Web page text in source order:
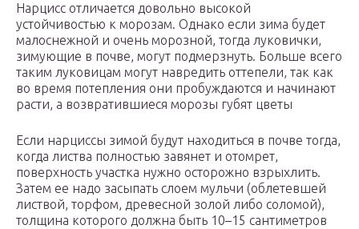
Нарцисс отличается довольно высокой
устойчивостью к морозам. Однако если зима будет
малоснежной и очень морозной, тогда луковички,
зимующие в почве, могут подмерзнуть. Больше всего
таким луковицам могут навредить оттепели, так как
во время потепления они пробуждаются и начинают
расти, а возвратившиеся морозы губят цветы
Если нарциссы зимой будут находиться в почве тогда,
когда листва полностью завянет и отомрет,
поверхность участка нужно осторожно взрыхлить.
Затем ее надо засыпать слоем мульчи (облетевшей
листвой, торфом, древесной золой либо соломой),
толщина которого должна быть 10–15 сантиметров